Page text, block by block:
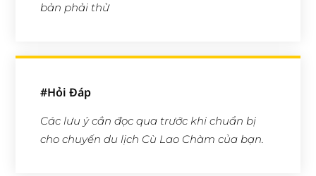
bản phải thử
#Hỏi Đáp
Các lưu ý cần đọc qua trước khi chuẩn bị
cho chuyến du lịch Cù Lao Chàm của bạn.